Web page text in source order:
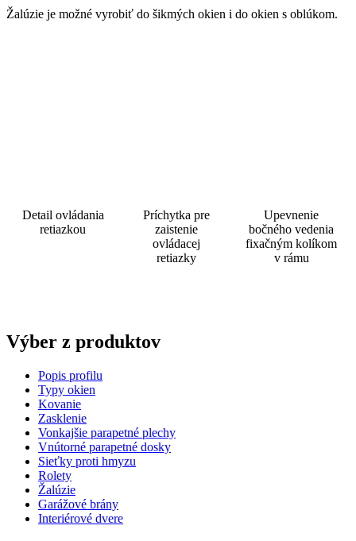
Žalúzie je možné vyrobiť do šikmých okien i do okien s oblúkom.
Detail ovládania
retiazkou
Príchytka pre
zaistenie
ovládacej
retiazky
Upevnenie
bočného vedenia
fixačným kolíkom
v rámu
Výber z produktov
Popis profilu
Typy okien
Kovanie
Zasklenie
Vonkajšie parapetné plechy
Vnútorné parapetné dosky
Sieťky proti hmyzu
Rolety
Žalúzie
Garážové brány
Interiérové dvere